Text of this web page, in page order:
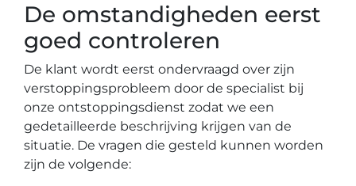
De omstandigheden eerst
goed controleren
De klant wordt eerst ondervraagd over zijn
verstoppingsprobleem door de specialist bij
onze ontstoppingsdienst zodat we een
gedetailleerde beschrijving krijgen van de
situatie. De vragen die gesteld kunnen worden
zijn de volgende: